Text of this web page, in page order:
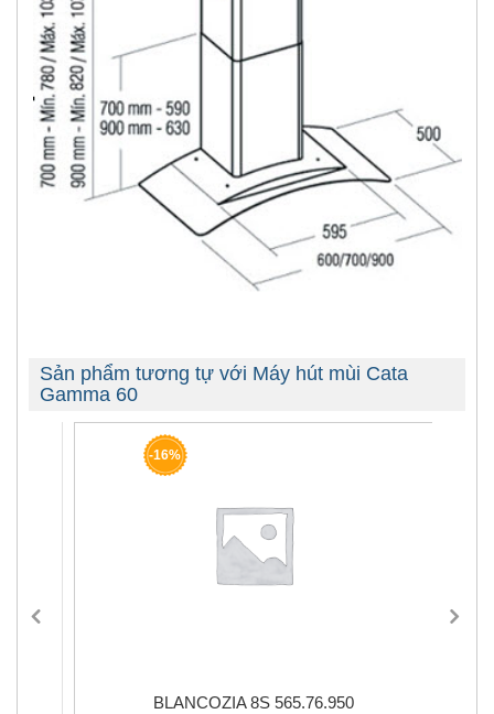
Sản phẩm tương tự với Máy hút mùi Cata
Gamma 60
-16%
BLANCOZIA 8S 565.76.950